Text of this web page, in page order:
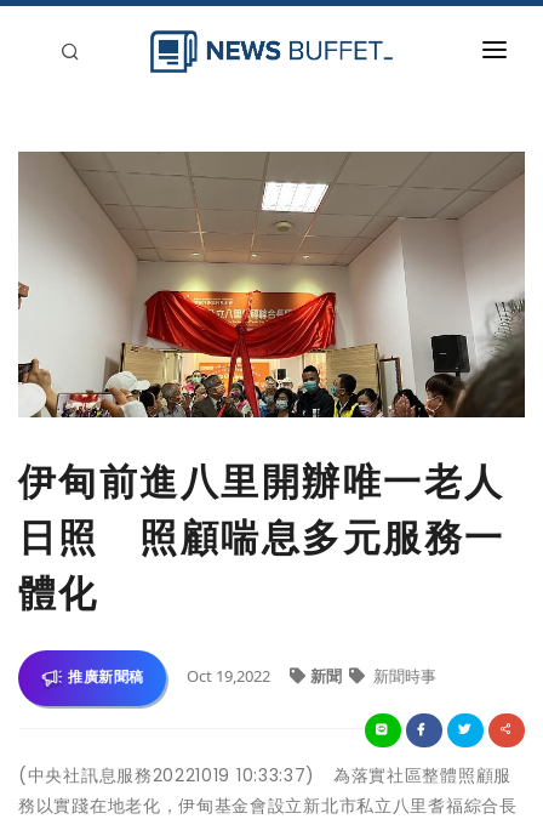
新聞稿分類
登入
伊甸前進八里開辦唯一老人
日照 照顧喘息多元服務一
體化
推廣新聞稿 Oct 19,2022 新聞 新聞時事
(中央社訊息服務20221019 10:33:37) 為落實社區整體照顧服
務以實踐在地老化，伊甸基金會設立新北市私立八里耆福綜合長